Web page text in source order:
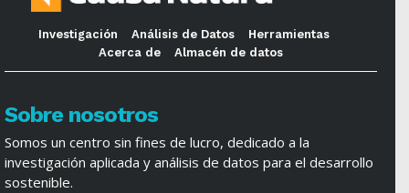
Investigación Análisis de Datos
Herramientas
Acerca de
Almacén de datos
Sobre nosotros
Somos un centro sin fines de lucro, dedicado a la
investigación aplicada y análisis de datos para el desarrollo
sostenible.